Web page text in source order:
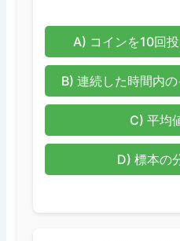
A) コインを10回
B) 連続した時間内
C) 平均
D) 標本の